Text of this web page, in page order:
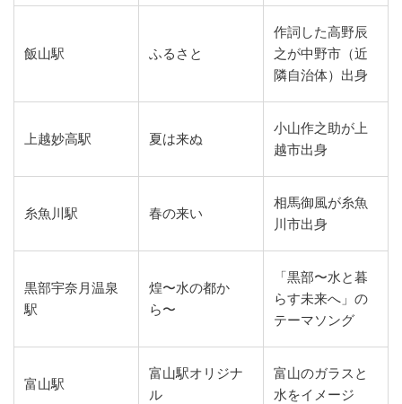
飯山駅 ふるさと
作詞した高野辰
之が中野市（近
隣自治体）出身
上越妙高駅 夏は来ぬ
小山作之助が上
越市出身
糸魚川駅 春の来い
相馬御風が糸魚
川市出身
黒部宇奈月温泉
駅
煌〜水の都か
ら〜
「黒部〜水と暮
らす未来へ」の
テーマソング
富山駅
富山駅オリジナ
ル
富山のガラスと
水をイメージ